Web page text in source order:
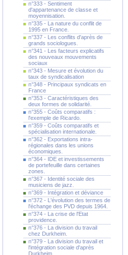
n°333 - Sentiment
d'appartenance de classe et
moyennisation.
n°335 - La nature du conflit de
1995 en France.
n°337 - Les conflits d'après de
grands sociologues.
n°341 - Les facteurs explicatifs
des nouveaux mouvements
sociaux
n°343 - Mesure et évolution du
taux de syndicalisation
n°348 - Principaux syndicats en
France
n°353 - Caractéristiques des
deux formes de solidarité.
n°355 - Coûts comparatifs :
l'exemple de Ricardo.
n°359 - Coûts comparatifs et
spécialisation internationale.
n°362 - Exportations intra-
régionales dans les unions
économiques.
n°364 - IDE et investissements
de portefeuille dans certaines
zones.
n°367 - Identité sociale des
musiciens de jazz.
n°369 - Intégration et déviance
n°372 - L'évolution des termes de
l'échange des PVD depuis 1964.
n°374 - La crise de l'Etat
providence.
n°376 - La division du travail
chez Durkheim.
n°379 - La division du travail et
l'intégration sociale d'après
Durkheim.